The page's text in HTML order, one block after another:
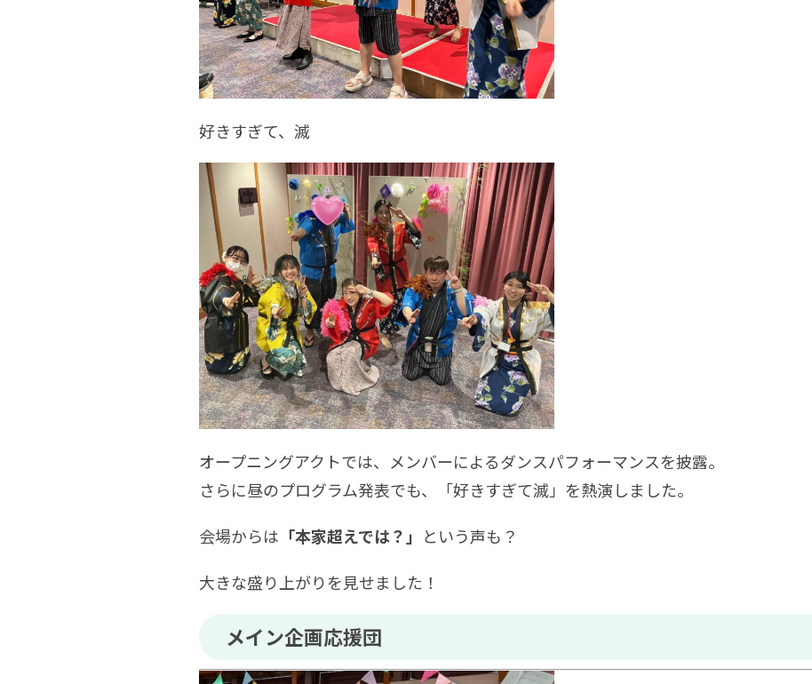
好きすぎて、滅
オープニングアクトでは、メンバーによるダンスパフォーマンスを披露。
さらに昼のプログラム発表でも、「好きすぎて滅」を熱演しました。
会場からは 「本家超えでは？」 という声も？
大きな盛り上がりを見せました！
メイン企画応援団